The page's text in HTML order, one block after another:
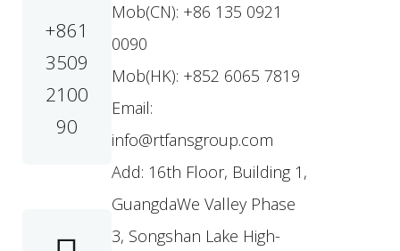
+861
3509
2100
90
Mob(CN): +86 135 0921
0090
Mob(HK): +852 6065 7819
Email:
info@rtfansgroup.com
Add: 16th Floor, Building 1,
GuangdaWe Valley Phase
3, Songshan Lake High-